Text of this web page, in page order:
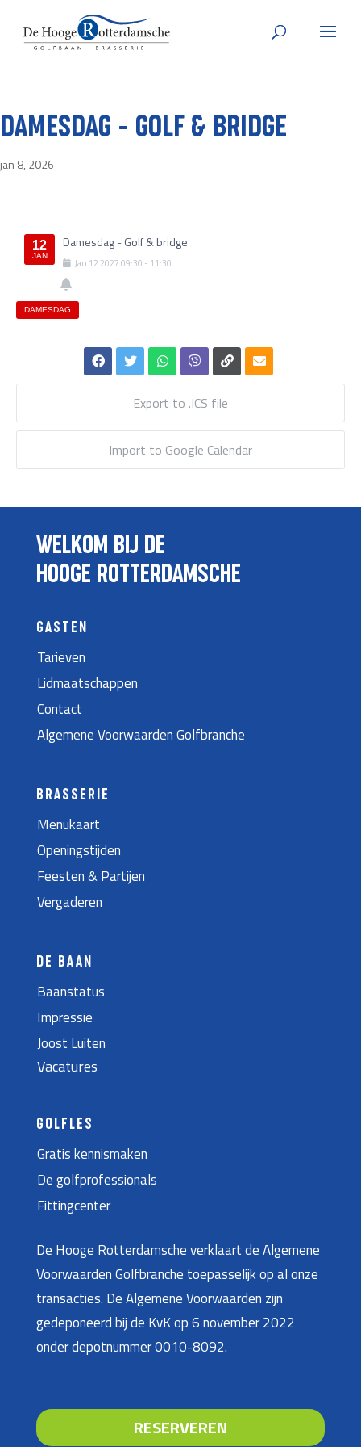
DAMESDAG – GOLF & BRIDGE
jan 8, 2026
12
JAN
Damesdag - Golf & bridge
Jan 12202709:30 - 11:30
DAMESDAG
Export to .ICS file
Import to Google Calendar
WELKOM BIJ DE
HOOGE ROTTERDAMSCHE
GASTEN
Tarieven
Lidmaatschappen
Contact
Algemene Voorwaarden Golfbranche
BRASSERIE
Menukaart
Openingstijden
Feesten & Partijen
Vergaderen
DE BAAN
Baanstatus
Impressie
Joost Luiten
Vacatures
GOLFLES
Gratis kennismaken
De golfprofessionals
Fittingcenter
De Hooge Rotterdamsche verklaart de Algemene
Voorwaarden Golfbranche toepasselijk op al onze
transacties. De Algemene Voorwaarden zijn
gedeponeerd bij de KvK op 6 november 2022
onder depotnummer 0010-8092.
RESERVEREN